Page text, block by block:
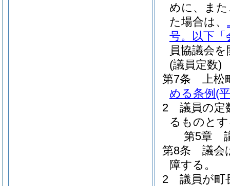
めに、ま
た場合は、
号。以下「
員協議会
(議員定数)
第7条
上松
める条例 (
2
議員の定
るものと
第5章
第8条
議会
障する。
2
議員が町